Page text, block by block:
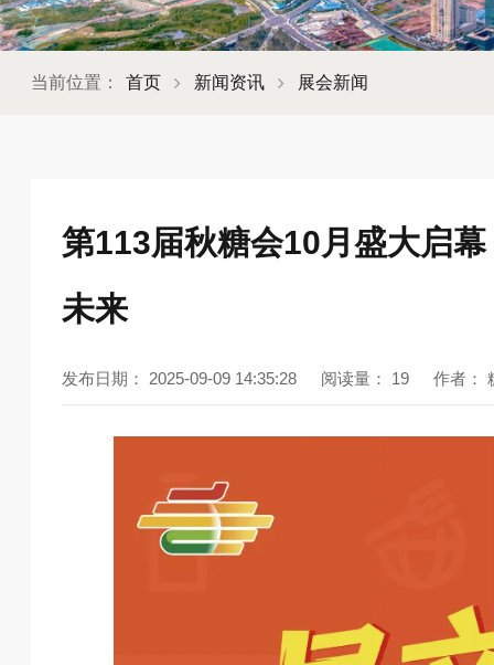
当前位置： 首页 新闻资讯 展会新闻
第113届秋糖会10月盛大启
未来
发布日期： 2025-09-09 14:35:28 阅读量： 19 作者：